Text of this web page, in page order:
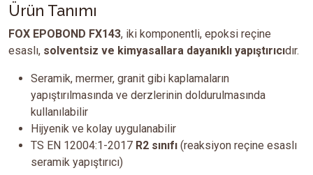
Ürün Tanımı
FOX EPOBOND FX143, iki komponentli, epoksi reçine
esaslı, solventsiz ve kimyasallara dayanıklı yapıştırıcıdır.
Seramik, mermer, granit gibi kaplamaların
yapıştırılmasında ve derzlerinin doldurulmasında
kullanılabilir
Hijyenik ve kolay uygulanabilir
TS EN 12004:1-2017 R2 sınıfı (reaksiyon reçine esaslı
seramik yapıştırıcı)